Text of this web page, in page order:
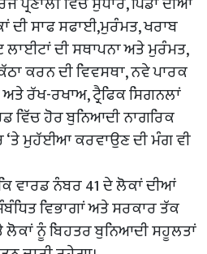
ਸਾਫ ਸਫਾਈ,ਮੁਰੰਮਤ, ਖਰਾਬ
ਲਾਈਟਾਂ ਦੀ ਸਥਾਪਨਾ ਅਤੇ ਮੁਰੰਮਤ,
ਕਰਨ ਦੀ ਵਿਵਸਥਾ, ਨਵੇ ਪਾਰਕ
ਰੱਖ-ਰਖਾਅ, ਟ੍ਰੈਫਿਕ ਸਿਗਨਲਾਂ
ਵਿੱਚ ਹੋਰ ਬੁਨਿਆਦੀ ਨਾਗਰਿਕ
ਮੁਹੱਈਆ ਕਰਵਾਉਣ ਦੀ ਮੰਗ ਵੀ
ਵਾਰਡ ਨੰਬਰ 41 ਦੇ ਲੋਕਾਂ ਦੀਆਂ
ਵਿਭਾਗਾਂ ਅਤੇ ਸਰਕਾਰ ਤੱਕ
ਨੂੰ ਬਿਹਤਰ ਬੁਨਿਆਦੀ ਸਹੂਲਤਾਂ